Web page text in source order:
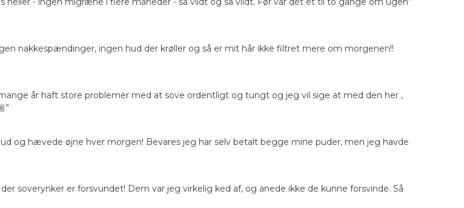
nakkespændinger, ingen hud der krøller og så er mit hår ikke filtret mere om morgenen!!
år haft store problemer med at sove ordentligt og tungt og jeg vil sige at med den her ,
og hævede øjne hver morgen! Bevares jeg har selv betalt begge mine puder, men jeg havde
soverynker er forsvundet! Dem var jeg virkelig ked af, og anede ikke de kunne forsvinde. Så